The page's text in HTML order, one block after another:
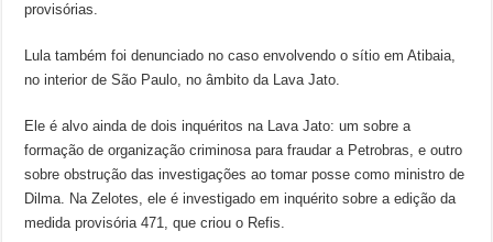
provisórias.
Lula também foi denunciado no caso envolvendo o sítio em Atibaia,
no interior de São Paulo, no âmbito da Lava Jato.
Ele é alvo ainda de dois inquéritos na Lava Jato: um sobre a
formação de organização criminosa para fraudar a Petrobras, e outro
sobre obstrução das investigações ao tomar posse como ministro de
Dilma. Na Zelotes, ele é investigado em inquérito sobre a edição da
medida provisória 471, que criou o Refis.